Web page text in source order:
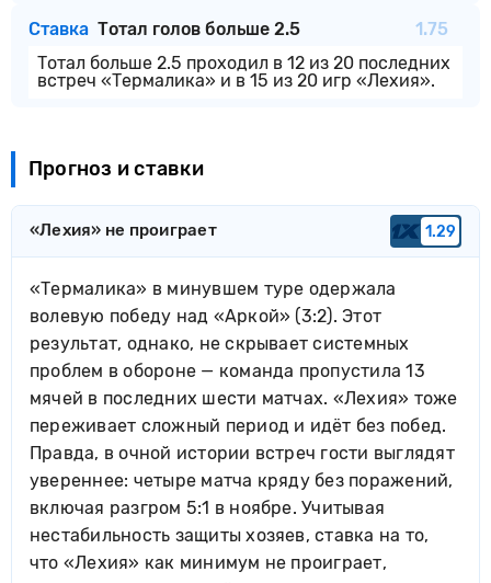
Ставка Тотал голов больше 2.5
1.75
Тотал больше 2.5 проходил в 12 из 20 последних
встреч «Термалика» и в 15 из 20 игр «Лехия».
Прогноз и ставки
«Лехия» не проиграет 1.29
«Термалика» в минувшем туре одержала
волевую победу над «Аркой» (3:2). Этот
результат, однако, не скрывает системных
проблем в обороне — команда пропустила 13
мячей в последних шести матчах. «Лехия» тоже
переживает сложный период и идёт без побед.
Правда, в очной истории встреч гости выглядят
увереннее: четыре матча кряду без поражений,
включая разгром 5:1 в ноябре. Учитывая
нестабильность защиты хозяев, ставка на то,
что «Лехия» как минимум не проиграет,